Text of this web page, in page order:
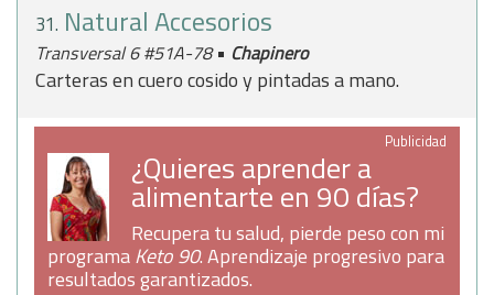
31. Natural Accesorios
Transversal 6 #51A-78• Chapinero
Carteras en cuero cosido y pintadas a mano.
Publicidad
¿Quieres aprender a
alimentarte en 90 días?
Recupera tu salud, pierde peso con mi
programaKeto 90. Aprendizaje progresivo para
resultados garantizados.